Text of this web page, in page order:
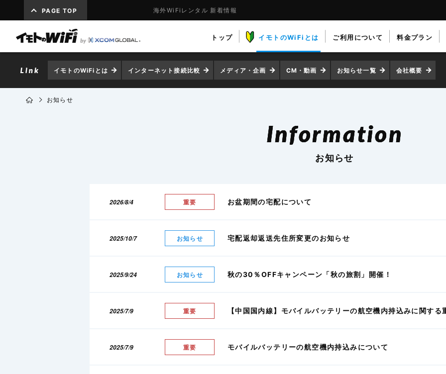
海外WiFiレンタル 新着情報
PAGE TOP
トップ イモトのWiFiとは ご利用について 料金プラン
イモトのWiFiとは インターネット接続比較 メディア・企画 CM・動画 お知らせ一覧 会社概要
お知らせ
Information
お知らせ
2026/8/4 重要 お盆期間の宅配について
2025/10/7 お知らせ 宅配返却返送先住所変更のお知らせ
2025/9/24 お知らせ 秋の30％OFFキャンペーン「秋の旅割」開催！
2025/7/9 重要 【中国国内線】モバイルバッテリーの航空機内持込みに関する
2025/7/9 重要 モバイルバッテリーの航空機内持込みについて